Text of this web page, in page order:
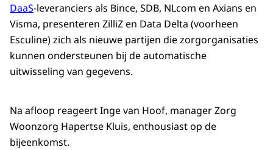
DaaS-leveranciers als Bince, SDB, NLcom en Axians en
Visma, presenteren ZilliZ en Data Delta (voorheen
Esculine) zich als nieuwe partijen die zorgorganisaties
kunnen ondersteunen bij de automatische
uitwisseling van gegevens.
Na afloop reageert Inge van Hoof, manager Zorg
Woonzorg Hapertse Kluis, enthousiast op de
bijeenkomst.